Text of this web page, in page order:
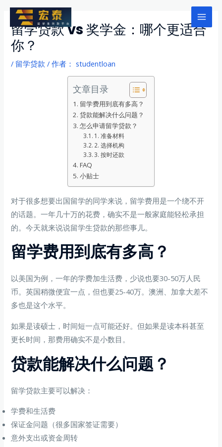
Main
留学贷款 vs 奖学金：哪个更适合
你？
/ 留学贷款 / 作者： studentloan
文章目录
留学费用到底有多高？
贷款能解决什么问题？
怎么申请留学贷款？
1. 准备材料
2. 选择机构
3. 按时还款
FAQ
小贴士
对于很多想要出国留学的同学来说，留学费用是一个绕不开
的话题。一年几十万的花费，确实不是一般家庭能轻松承担
的。今天就来说说留学生贷款的那些事儿。
留学费用到底有多高？
以美国为例，一年的学费加生活费，少说也要30-50万人民
币。英国稍微便宜一点，但也要25-40万。澳洲、加拿大差不
多也是这个水平。
如果是读硕士，时间短一点可能还好。但如果是读本科甚至
更长时间，那费用确实不是小数目。
贷款能解决什么问题？
留学贷款主要可以解决：
学费和生活费
保证金问题（很多国家签证需要）
意外支出或资金周转